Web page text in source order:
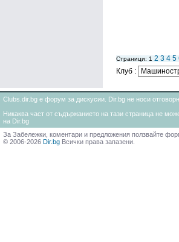
Страници: 1 2 3 4 5
Клуб :
Clubs.dir.bg е форум за дискусии. Dir.bg не носи
Никаква част от съдържанието на тази страница не
на Dir.bg
За Забележки, коментари и предложения ползвайте
© 2006-2026 Dir.bg Всички права запазени.